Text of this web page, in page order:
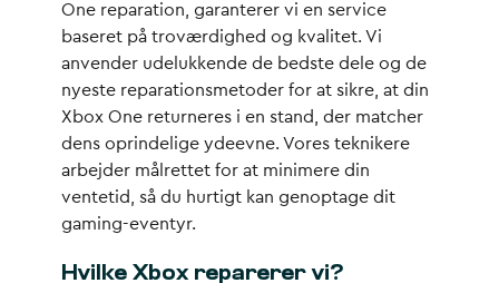
One reparation, garanterer vi en service
baseret på troværdighed og kvalitet. Vi
anvender udelukkende de bedste dele og de
nyeste reparationsmetoder for at sikre, at din
Xbox One returneres i en stand, der matcher
dens oprindelige ydeevne. Vores teknikere
arbejder målrettet for at minimere din
ventetid, så du hurtigt kan genoptage dit
gaming-eventyr.
Hvilke Xbox reparerer vi?